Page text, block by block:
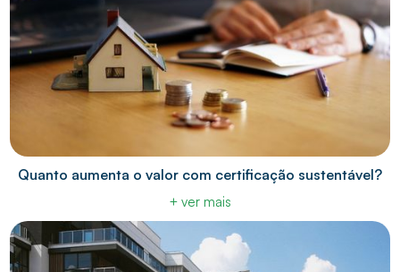
Quanto aumenta o valor com certificação sustentável?
+ ver mais